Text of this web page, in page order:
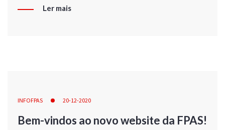
Ler mais
INFOFPAS 20-12-2020
Bem-vindos ao novo website da FPAS!